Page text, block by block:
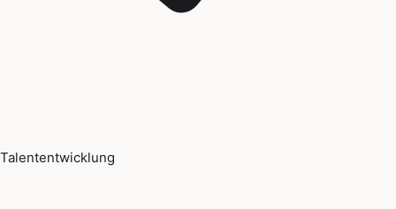
Talententwicklung